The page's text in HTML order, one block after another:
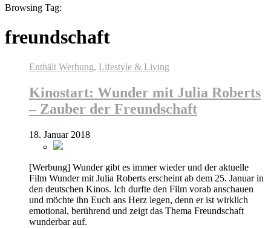
Browsing Tag:
freundschaft
Enthält Werbung, Lifestyle & Living
Kinostart: Wunder mit Julia Roberts
– Zauber der Freundschaft
18. Januar 2018
[Werbung] Wunder gibt es immer wieder und der aktuelle
Film Wunder mit Julia Roberts erscheint ab dem 25. Januar in
den deutschen Kinos. Ich durfte den Film vorab anschauen
und möchte ihn Euch ans Herz legen, denn er ist wirklich
emotional, berührend und zeigt das Thema Freundschaft
wunderbar auf.